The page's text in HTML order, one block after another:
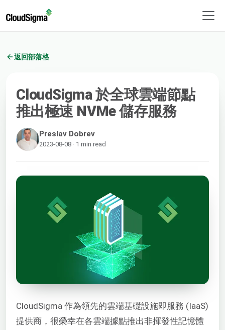
返回部落格
CloudSigma 於全球雲端節點
推出極速 NVMe 儲存服務
Preslav Dobrev
2023-08-08 · 1 min read
CloudSigma 作為領先的雲端基礎設施即服務 (IaaS)
提供商，很榮幸在各雲端據點推出非揮發性記憶體